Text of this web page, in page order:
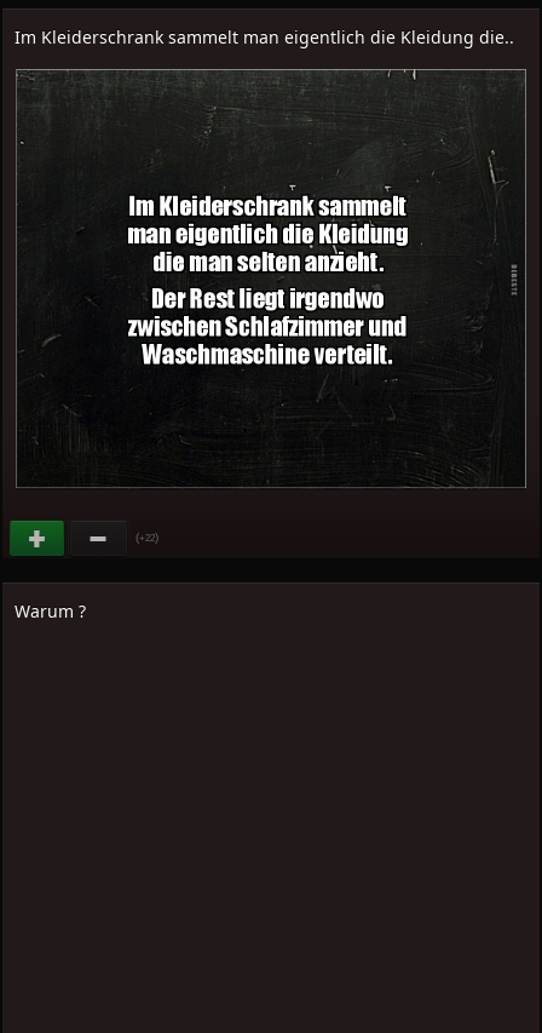
Im Kleiderschrank sammelt man eigentlich die Kleidung die..
(+22)
Warum ?